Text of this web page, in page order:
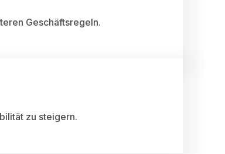
Geschäftsregeln.
zu steigern.